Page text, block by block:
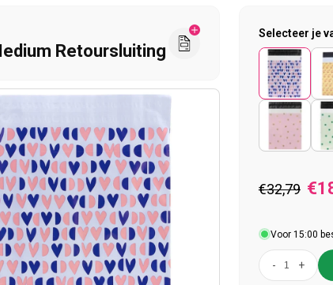
Retoursluiting
Selecteer je
€32,79
Voor 15:00
- +